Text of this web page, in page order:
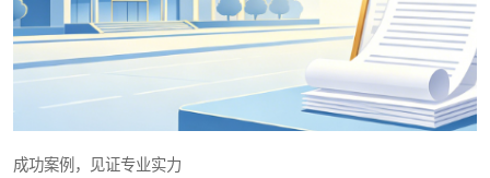
成功案例，见证专业实力